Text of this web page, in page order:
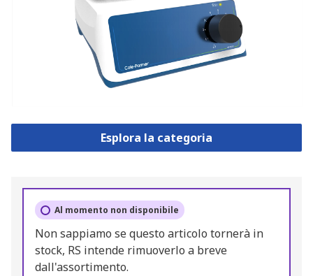
Esplora la categoria
Al momento non disponibile
Non sappiamo se questo articolo tornerà in
stock, RS intende rimuoverlo a breve
dall'assortimento.